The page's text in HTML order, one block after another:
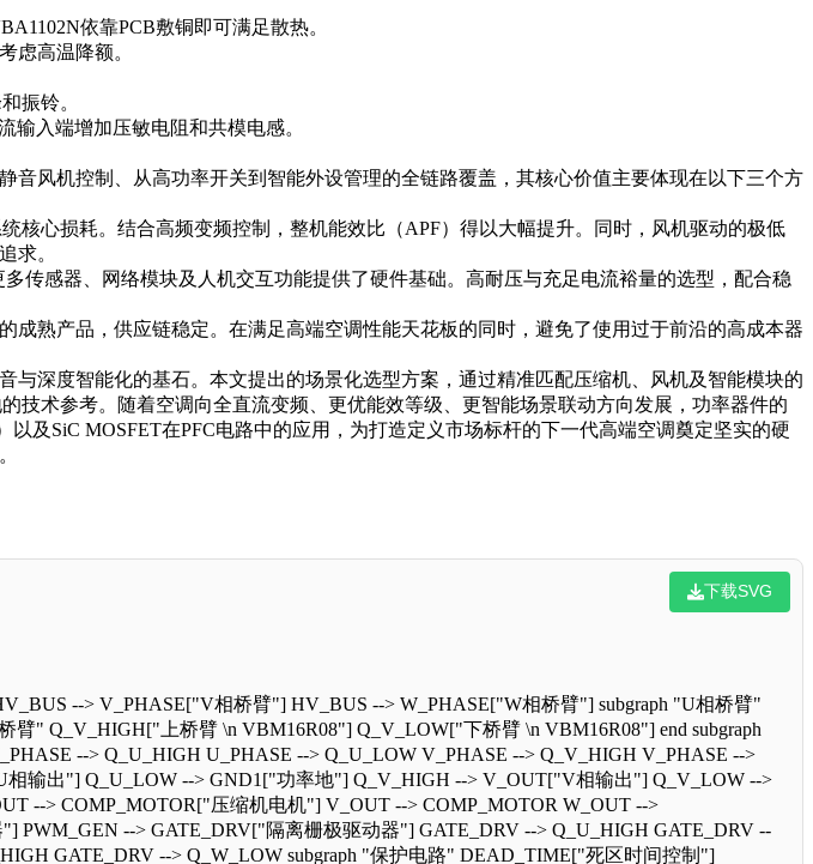
依靠PCB敷铜即可满足散热。
虑高温降额。
振铃。
入端增加压敏电阻和共模电感。
风机控制、从高功率开关到智能外设管理的全链路覆盖，其核心价值主要体现在以下三个方
核心损耗。结合高频变频控制，整机能效比（APF）得以大幅提升。同时，风机驱动的极低
求。
传感器、网络模块及人机交互功能提供了硬件基础。高耐压与充足电流裕量的选型，配合稳
熟产品，供应链稳定。在满足高端空调性能天花板的同时，避免了使用过于前沿的高成本器
深度智能化的基石。本文提出的场景化选型方案，通过精准匹配压缩机、风机及智能模块的
术参考。随着空调向全直流变频、更优能效等级、更智能场景联动方向发展，功率器件的
及SiC MOSFET在PFC电路中的应用，为打造定义市场标杆的下一代高端空调奠定坚实的硬
下载SVG
--> V_PHASE["V相桥臂"] HV_BUS --> W_PHASE["W相桥臂"] subgraph "U相桥臂"
" Q_V_HIGH["上桥臂 \n VBM16R08"] Q_V_LOW["下桥臂 \n VBM16R08"] end subgraph
--> Q_U_HIGH U_PHASE --> Q_U_LOW V_PHASE --> Q_V_HIGH V_PHASE -->
输出"] Q_U_LOW --> GND1["功率地"] Q_V_HIGH --> V_OUT["V相输出"] Q_V_LOW -->
--> COMP_MOTOR["压缩机电机"] V_OUT --> COMP_MOTOR W_OUT -->
PWM_GEN --> GATE_DRV["隔离栅极驱动器"] GATE_DRV --> Q_U_HIGH GATE_DRV --
GATE_DRV --> Q_W_LOW subgraph "保护电路" DEAD_TIME["死区时间控制"]